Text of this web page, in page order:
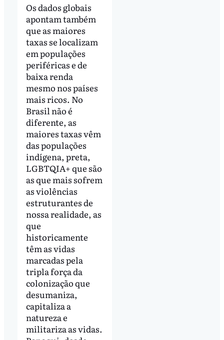
Os dados globais
apontam também
que as maiores
taxas se localizam
em populações
periféricas e de
baixa renda
mesmo nos países
mais ricos. No
Brasil não é
diferente, as
maiores taxas vêm
das populações
indígena, preta,
LGBTQIA+ que são
as que mais sofrem
as violências
estruturantes de
nossa realidade, as
que
historicamente
têm as vidas
marcadas pela
tripla força da
colonização que
desumaniza,
capitaliza a
natureza e
militariza as vidas.